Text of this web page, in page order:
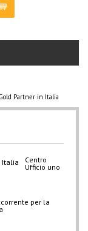
Partner in Italia
Centro
Ufficio uno
per la